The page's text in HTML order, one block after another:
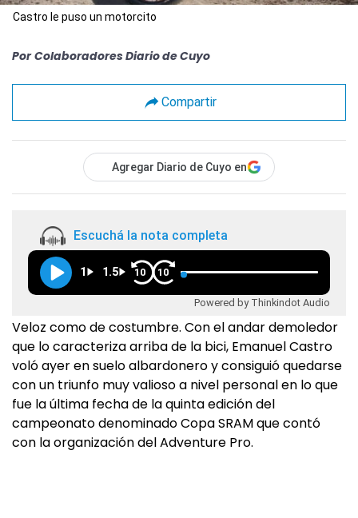
Castro le puso un motorcito
Por Colaboradores Diario de Cuyo
Compartir
Agregar Diario de Cuyo en
Escuchá la nota completa
1 1.5 10 10
Powered by Thinkindot Audio
Veloz como de costumbre. Con el andar demoledor
que lo caracteriza arriba de la bici, Emanuel Castro
voló ayer en suelo albardonero y consiguió quedarse
con un triunfo muy valioso a nivel personal en lo que
fue la última fecha de la quinta edición del
campeonato denominado Copa SRAM que contó
con la organización del Adventure Pro.